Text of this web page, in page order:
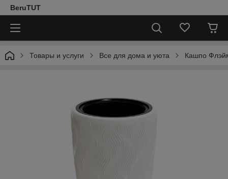
BeruTUT
Товары и услуги Все для дома и уюта Кашпо